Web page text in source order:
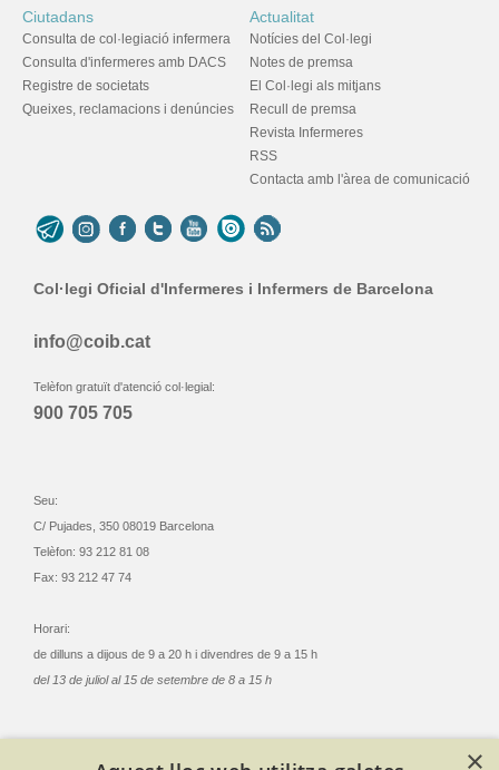
Ciutadans
Consulta de col·legiació infermera
Consulta d'infermeres amb DACS
Registre de societats
Queixes, reclamacions i denúncies
Actualitat
Notícies del Col·legi
Notes de premsa
El Col·legi als mitjans
Recull de premsa
Revista Infermeres
RSS
Contacta amb l'àrea de comunicació
Col·legi Oficial d'Infermeres i Infermers de Barcelona
info@coib.cat
Telèfon gratuït d'atenció col·legial:
900 705 705
Seu:
C/ Pujades, 350 08019 Barcelona
Telèfon: 93 212 81 08
Fax: 93 212 47 74
Horari:
de dilluns a dijous de 9 a 20 h i divendres de 9 a 15 h
del 13 de juliol al 15 de setembre de 8 a 15 h
×